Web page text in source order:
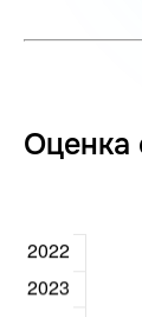
Оценка